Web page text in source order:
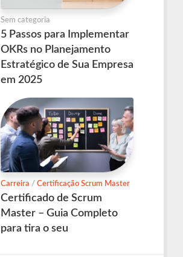
Sem categoria
5 Passos para Implementar
OKRs no Planejamento
Estratégico de Sua Empresa
em 2025
Carreira / Certificação Scrum Master
Certificado de Scrum
Master – Guia Completo
para tira o seu